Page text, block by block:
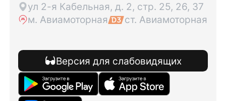
ул 2-я Кабельная, д. 2, стр. 25, 26, 37
м. Авиамоторная
ст. Авиамоторная
Версия для слабовидящих